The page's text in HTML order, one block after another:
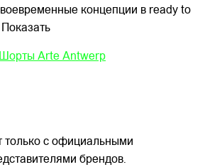
концепции в ready to
Показать
Шорты Arte Antwerp
только с официальными
брендов.